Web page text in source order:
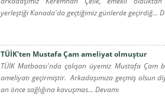
yerleştiği Kanada'da geçtiğimiz günlerde geçirdiğ...
TÜİK'ten Mustafa Çam ameliyat olmuştur
TÜİK Matbaası'nda çalışan üyemiz Mustafa Çam
ameliyatı geçirmiştir. Arkadaşımıza geçmiş olsun
an önce sağlığına kavuşmas... Devamı